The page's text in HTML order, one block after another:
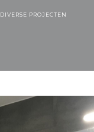
DIVERSE PROJECTEN